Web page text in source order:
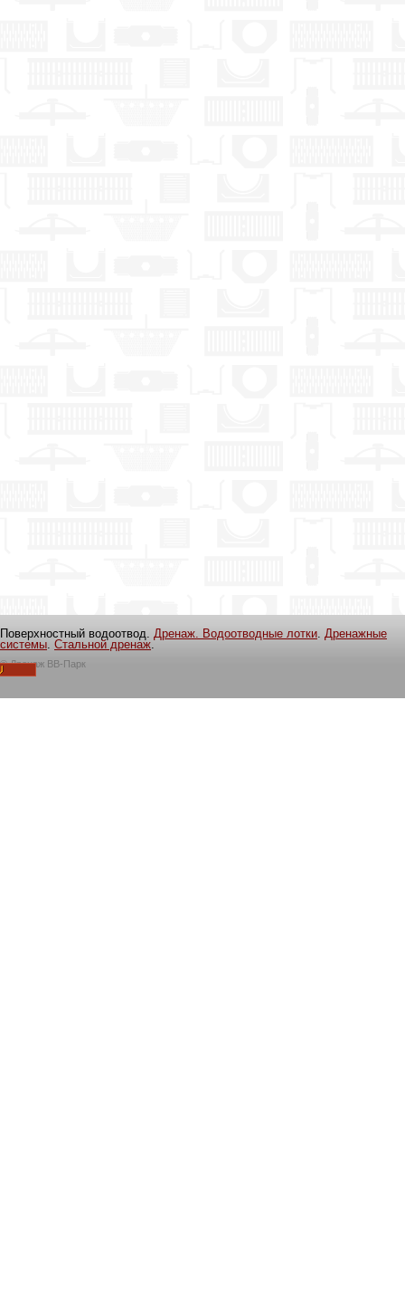
Поверхностный водоотвод. Дренаж. Водоотводные лотки. Дренажные
системы. Стальной дренаж.
©Дренаж ВВ-Парк